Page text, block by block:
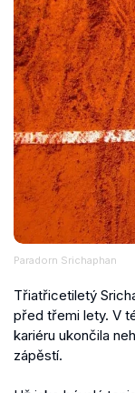
Paradorn Srichaphan
Třiatřicetiletý
před třemi lety. V
kariéru ukončila
zápěstí.